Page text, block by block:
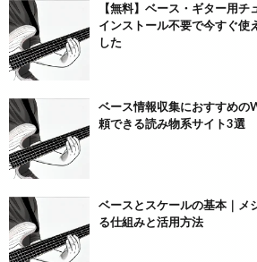
【無料】ベース・ギター用チ
インストール不要で今すぐ使
した
ベース情報収集におすすめの
頼できる読み物系サイト3選
ベースとスケールの基本｜メ
る仕組みと活用方法